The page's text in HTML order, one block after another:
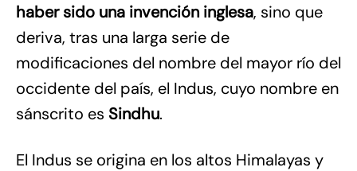
haber sido una invención inglesa, sino que
deriva, tras una larga serie de
modificaciones del nombre del mayor río del
occidente del país, el Indus, cuyo nombre en
sánscrito es Sindhu.
El Indus se origina en los altos Himalayas y